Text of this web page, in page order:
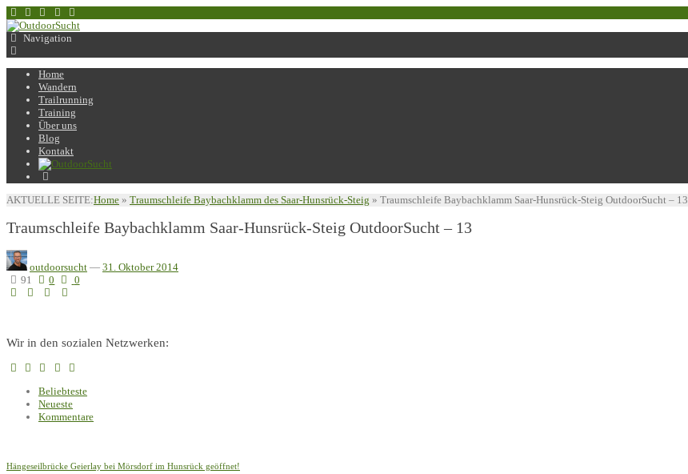
Navigation
Home
Wandern
Trailrunning
Training
Über uns
Blog
Kontakt
AKTUELLE SEITE:Home » Traumschleife Baybachklamm des Saar-Hunsrück-Steig » Traumschleife Baybachklamm Saar-Hunsrück-Steig OutdoorSucht – 13
Traumschleife Baybachklamm Saar-Hunsrück-Steig OutdoorSucht – 13
outdoorsucht — 31. Oktober 2014
91
0 0
Wir in den sozialen Netzwerken:
Beliebteste
Neueste
Kommentare
Hängeseilbrücke Geierlay bei Mörsdorf im Hunsrück geöffnet!